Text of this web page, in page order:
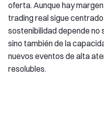
oferta. Aunque hay
trading real sigue
sostenibilidad depende no
sino también de la
nuevos eventos de alta
resolubles.